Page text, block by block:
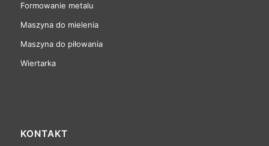
Formowanie metalu
Maszyna do mielenia
Maszyna do piłowania
Wiertarka
KONTAKT